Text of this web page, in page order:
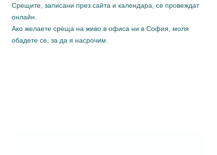
Срещите, записани през сайта и календара, се провеждат
онлайн.
Ако желаете среща на живо в офиса ни в София, моля
обадете се, за да я насрочим.